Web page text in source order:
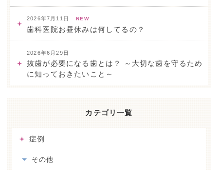
2026年7月11日 NEW
歯科医院お昼休みは何してるの？
2026年6月29日
抜歯が必要になる歯とは？ ～大切な歯を守るため
に知っておきたいこと～
カテゴリ一覧
症例
その他